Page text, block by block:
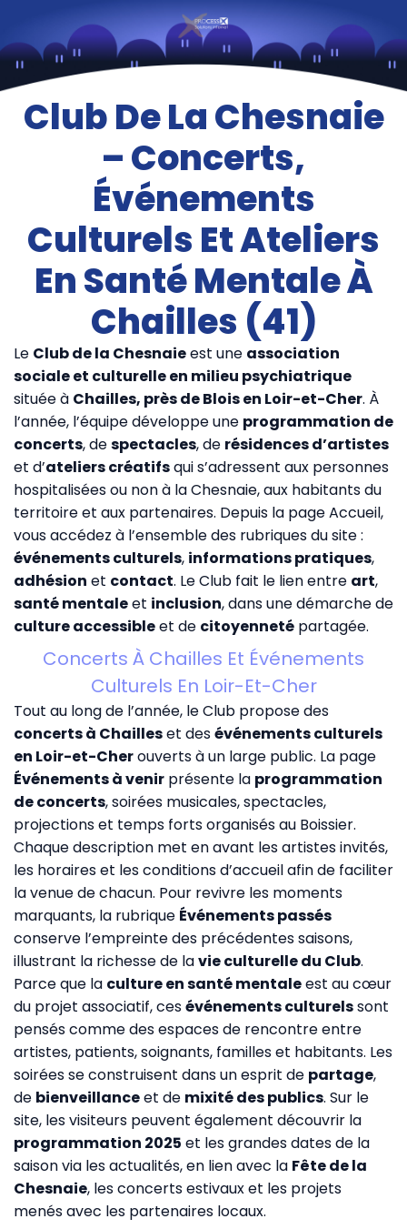
Club De La Chesnaie
– Concerts,
Événements
Culturels Et Ateliers
En Santé Mentale À
Chailles (41)
Le Club de la Chesnaieest une association
sociale et culturelle en milieu psychiatrique
située à Chailles, près de Blois en Loir-et-Cher. À
l’année, l’équipe développe une programmation de
concerts, despectacles, de résidences d’artistes
et d’ateliers créatifsqui s’adressent aux personnes
hospitalisées ou non à la Chesnaie, aux habitants du
territoire et aux partenaires. Depuis la pageAccueil,
vous accédez à l’ensemble des rubriques du site :
événements culturels, informations pratiques,
adhésion et contact. Le Club fait le lien entre art,
santé mentaleet inclusion, dans une démarche de
culture accessibleet de citoyenneté partagée.
Concerts À Chailles Et Événements
Culturels En Loir-Et-Cher
Tout au long de l’année, le Club propose des
concerts à Chailleset desévénements culturels
en Loir-et-Cherouverts à un large public. La page
Événements à venir présente la programmation
de concerts, soirées musicales, spectacles,
projections et temps forts organisés au Boissier.
Chaque description met en avant les artistes invités,
les horaires et les conditions d’accueil afin de faciliter
la venue de chacun. Pour revivre les moments
marquants, la rubrique Événements passés
conserve l’empreinte des précédentes saisons,
illustrant la richesse de lavie culturelle du Club.
Parce que la culture en santé mentaleest au cœur
du projet associatif, cesévénements culturelssont
pensés comme des espaces de rencontre entre
artistes, patients, soignants, familles et habitants. Les
soirées se construisent dans un esprit de partage,
de bienveillanceet de mixité des publics. Sur le
site, les visiteurs peuvent également découvrir la
programmation 2025 et les grandes dates de la
saison via les actualités, en lien avec la Fête de la
Chesnaie, les concerts estivaux et les projets
menés avec les partenaires locaux.